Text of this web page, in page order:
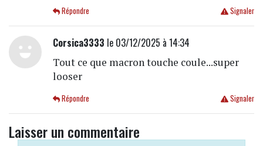
Signaler
Répondre
Corsica3333 le 03/12/2025 à 14:34
Tout ce que macron touche coule...super
looser
Signaler
Répondre
Laisser un commentaire